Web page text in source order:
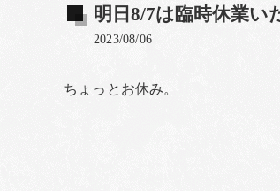
明日8/7は臨時休業い
2023/08/06
ちょっとお休み。